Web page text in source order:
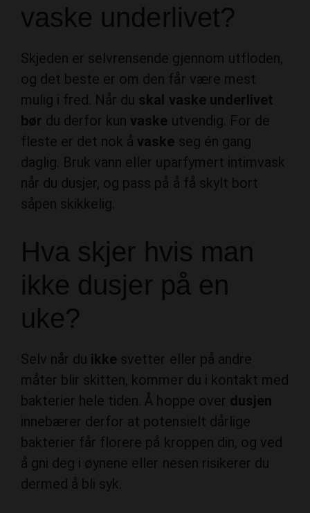
vaske underlivet?
Skjeden er selvrensende gjennom utfloden,
og det beste er om den får være mest
mulig i fred. Når du skal vaske underlivet
bør du derfor kun vaske utvendig. For de
fleste er det nok å vaske seg én gang
daglig. Bruk vann eller uparfymert intimvask
når du dusjer, og pass på å få skylt bort
såpen skikkelig.
Hva skjer hvis man
ikke dusjer på en
uke?
Selv når du ikke svetter eller på andre
måter blir skitten, kommer du i kontakt med
bakterier hele tiden. Å hoppe over dusjen
innebærer derfor at potensielt dårlige
bakterier får florere på kroppen din, og ved
å gni deg i øynene eller nesen risikerer du
dermed å bli syk.